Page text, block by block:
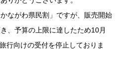
ながわ県民割」ですが、販売開始
、予算の上限に達したため10月
行向けの受付を停止しておりま